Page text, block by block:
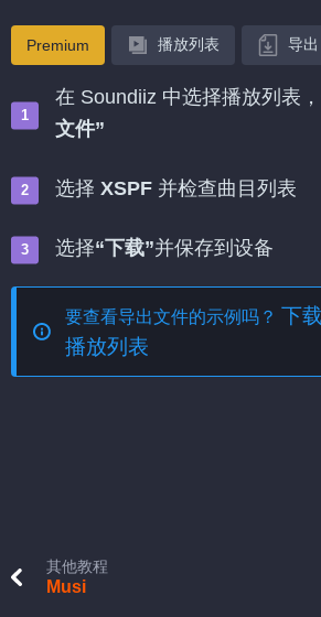
Premium 播放列表 导出
在 Soundiiz 中选择播放列表
文件”
选择 XSPF 并检查曲目列表
选择“下载”并保存到设备
要查看导出文件的示例吗？ 下
播放列表
其他教程
Musi